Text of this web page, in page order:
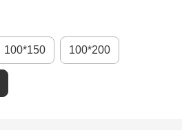
100*150 100*200